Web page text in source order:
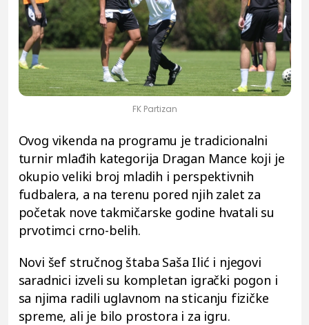
FK Partizan
Ovog vikenda na programu je tradicionalni
turnir mlađih kategorija Dragan Mance koji je
okupio veliki broj mladih i perspektivnih
fudbalera, a na terenu pored njih zalet za
početak nove takmičarske godine hvatali su
prvotimci crno-belih.
Novi šef stručnog štaba Saša Ilić i njegovi
saradnici izveli su kompletan igrački pogon i
sa njima radili uglavnom na sticanju fizičke
spreme, ali je bilo prostora i za igru.